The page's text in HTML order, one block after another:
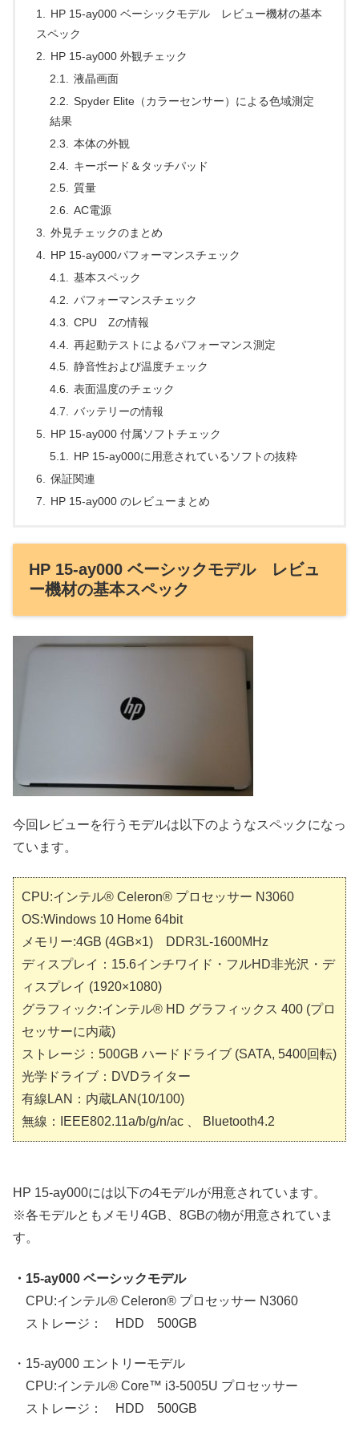
HP 15-ay000 ベーシックモデル レビュー機材の基本
スペック
HP 15-ay000 外観チェック
液晶画面
Spyder Elite（カラーセンサー）による色域測定
結果
本体の外観
キーボード＆タッチパッド
質量
AC電源
外見チェックのまとめ
HP 15-ay000パフォーマンスチェック
基本スペック
パフォーマンスチェック
CPU Zの情報
再起動テストによるパフォーマンス測定
静音性および温度チェック
表面温度のチェック
バッテリーの情報
HP 15-ay000 付属ソフトチェック
HP 15-ay000に用意されているソフトの抜粋
保証関連
HP 15-ay000 のレビューまとめ
HP 15-ay000 ベーシックモデル レビュ
ー機材の基本スペック
今回レビューを行うモデルは以下のようなスペックになっ
ています。
CPU:インテル® Celeron® プロセッサー N3060
OS:Windows 10 Home 64bit
メモリー:4GB (4GB×1) DDR3L-1600MHz
ディスプレイ：15.6インチワイド・フルHD非光沢・デ
ィスプレイ (1920×1080)
グラフィック:インテル® HD グラフィックス 400 (プロ
セッサーに内蔵)
ストレージ：500GB ハードドライブ (SATA, 5400回転)
光学ドライブ：DVDライター
有線LAN：内蔵LAN(10/100)
無線：IEEE802.11a/b/g/n/ac 、 Bluetooth4.2
HP 15-ay000には以下の4モデルが用意されています。
※各モデルともメモリ4GB、8GBの物が用意されていま
す。
・15-ay000 ベーシックモデル
CPU:インテル® Celeron® プロセッサー N3060
ストレージ： HDD 500GB
・15-ay000 エントリーモデル
CPU:インテル® Core™ i3-5005U プロセッサー
ストレージ： HDD 500GB